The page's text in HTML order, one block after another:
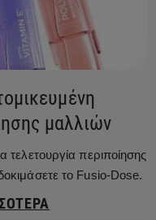
μαλλιών
τελετουργία περιποίησης
το Fusio-Dose.